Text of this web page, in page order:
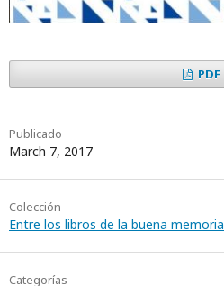
PDF
Publicado
March 7, 2017
Colección
Entre los libros de la buena memoria
Categorías